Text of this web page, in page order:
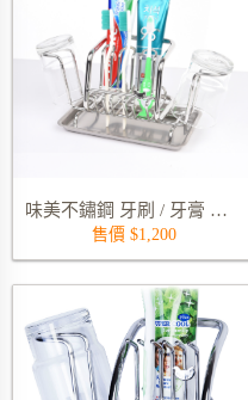
味美不鏽鋼 牙刷 / 牙膏 雙漱口杯架 - 桌上式 9134S01
售價 $1,200